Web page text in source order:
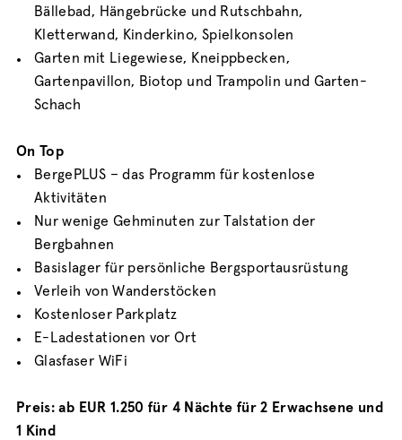
Bällebad, Hängebrücke und Rutschbahn,
Kletterwand, Kinderkino, Spielkonsolen
Garten mit Liegewiese, Kneippbecken,
Gartenpavillon, Biotop und Trampolin und Garten-
Schach
On Top
BergePLUS – das Programm für kostenlose
Aktivitäten
Nur wenige Gehminuten zur Talstation der
Bergbahnen
Basislager für persönliche Bergsportausrüstung
Verleih von Wanderstöcken
Kostenloser Parkplatz
E-Ladestationen vor Ort
Glasfaser WiFi
Preis: ab EUR 1.250 für 4 Nächte für 2 Erwachsene und
1 Kind